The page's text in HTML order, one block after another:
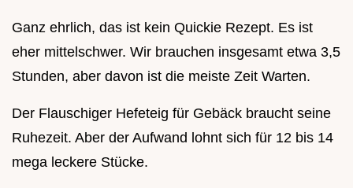
Ganz ehrlich, das ist kein Quickie Rezept. Es ist
eher mittelschwer. Wir brauchen insgesamt etwa 3,5
Stunden, aber davon ist die meiste Zeit Warten.
Der Flauschiger Hefeteig für Gebäck braucht seine
Ruhezeit. Aber der Aufwand lohnt sich für 12 bis 14
mega leckere Stücke.